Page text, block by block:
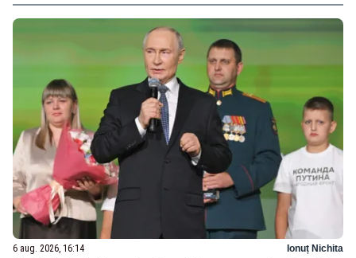
6 aug. 2026, 16:14 Ionuț Nichita